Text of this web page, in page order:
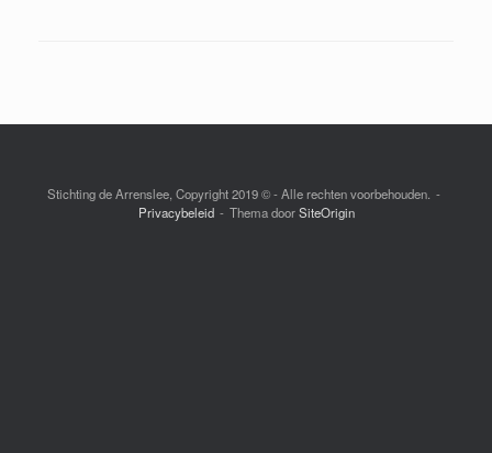
Stichting de Arrenslee, Copyright 2019 © - Alle rechten voorbehouden.
Privacybeleid
Thema doorSiteOrigin